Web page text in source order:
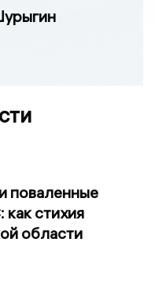
поваленные
стихия
области